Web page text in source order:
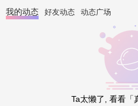
我的动态 好友动态 动态广场
Ta太懒了, 看看「